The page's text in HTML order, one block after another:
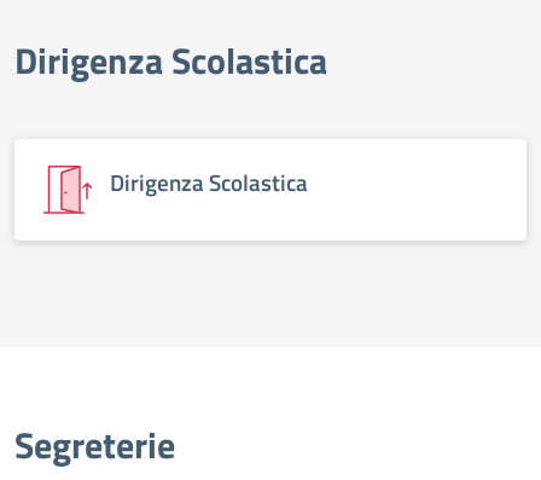
elenco degli organi
Dirigenza Scolastica
Dirigenza Scolastica
Segreterie